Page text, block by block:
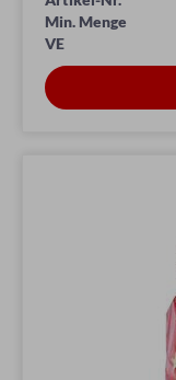
Min. Menge
VE